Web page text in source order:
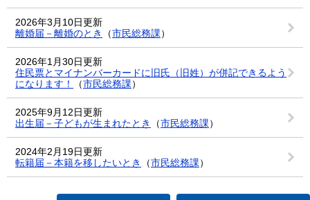
2026年3月10日更新
離婚届－離婚のとき
（市民総務課）
2026年1月30日更新
住民票とマイナンバーカードに旧氏（旧姓）が併記できるよう
になります！
（市民総務課）
2025年9月12日更新
出生届－子どもが生まれたとき
（市民総務課）
2024年2月19日更新
転籍届－本籍を移したいとき
（市民総務課）